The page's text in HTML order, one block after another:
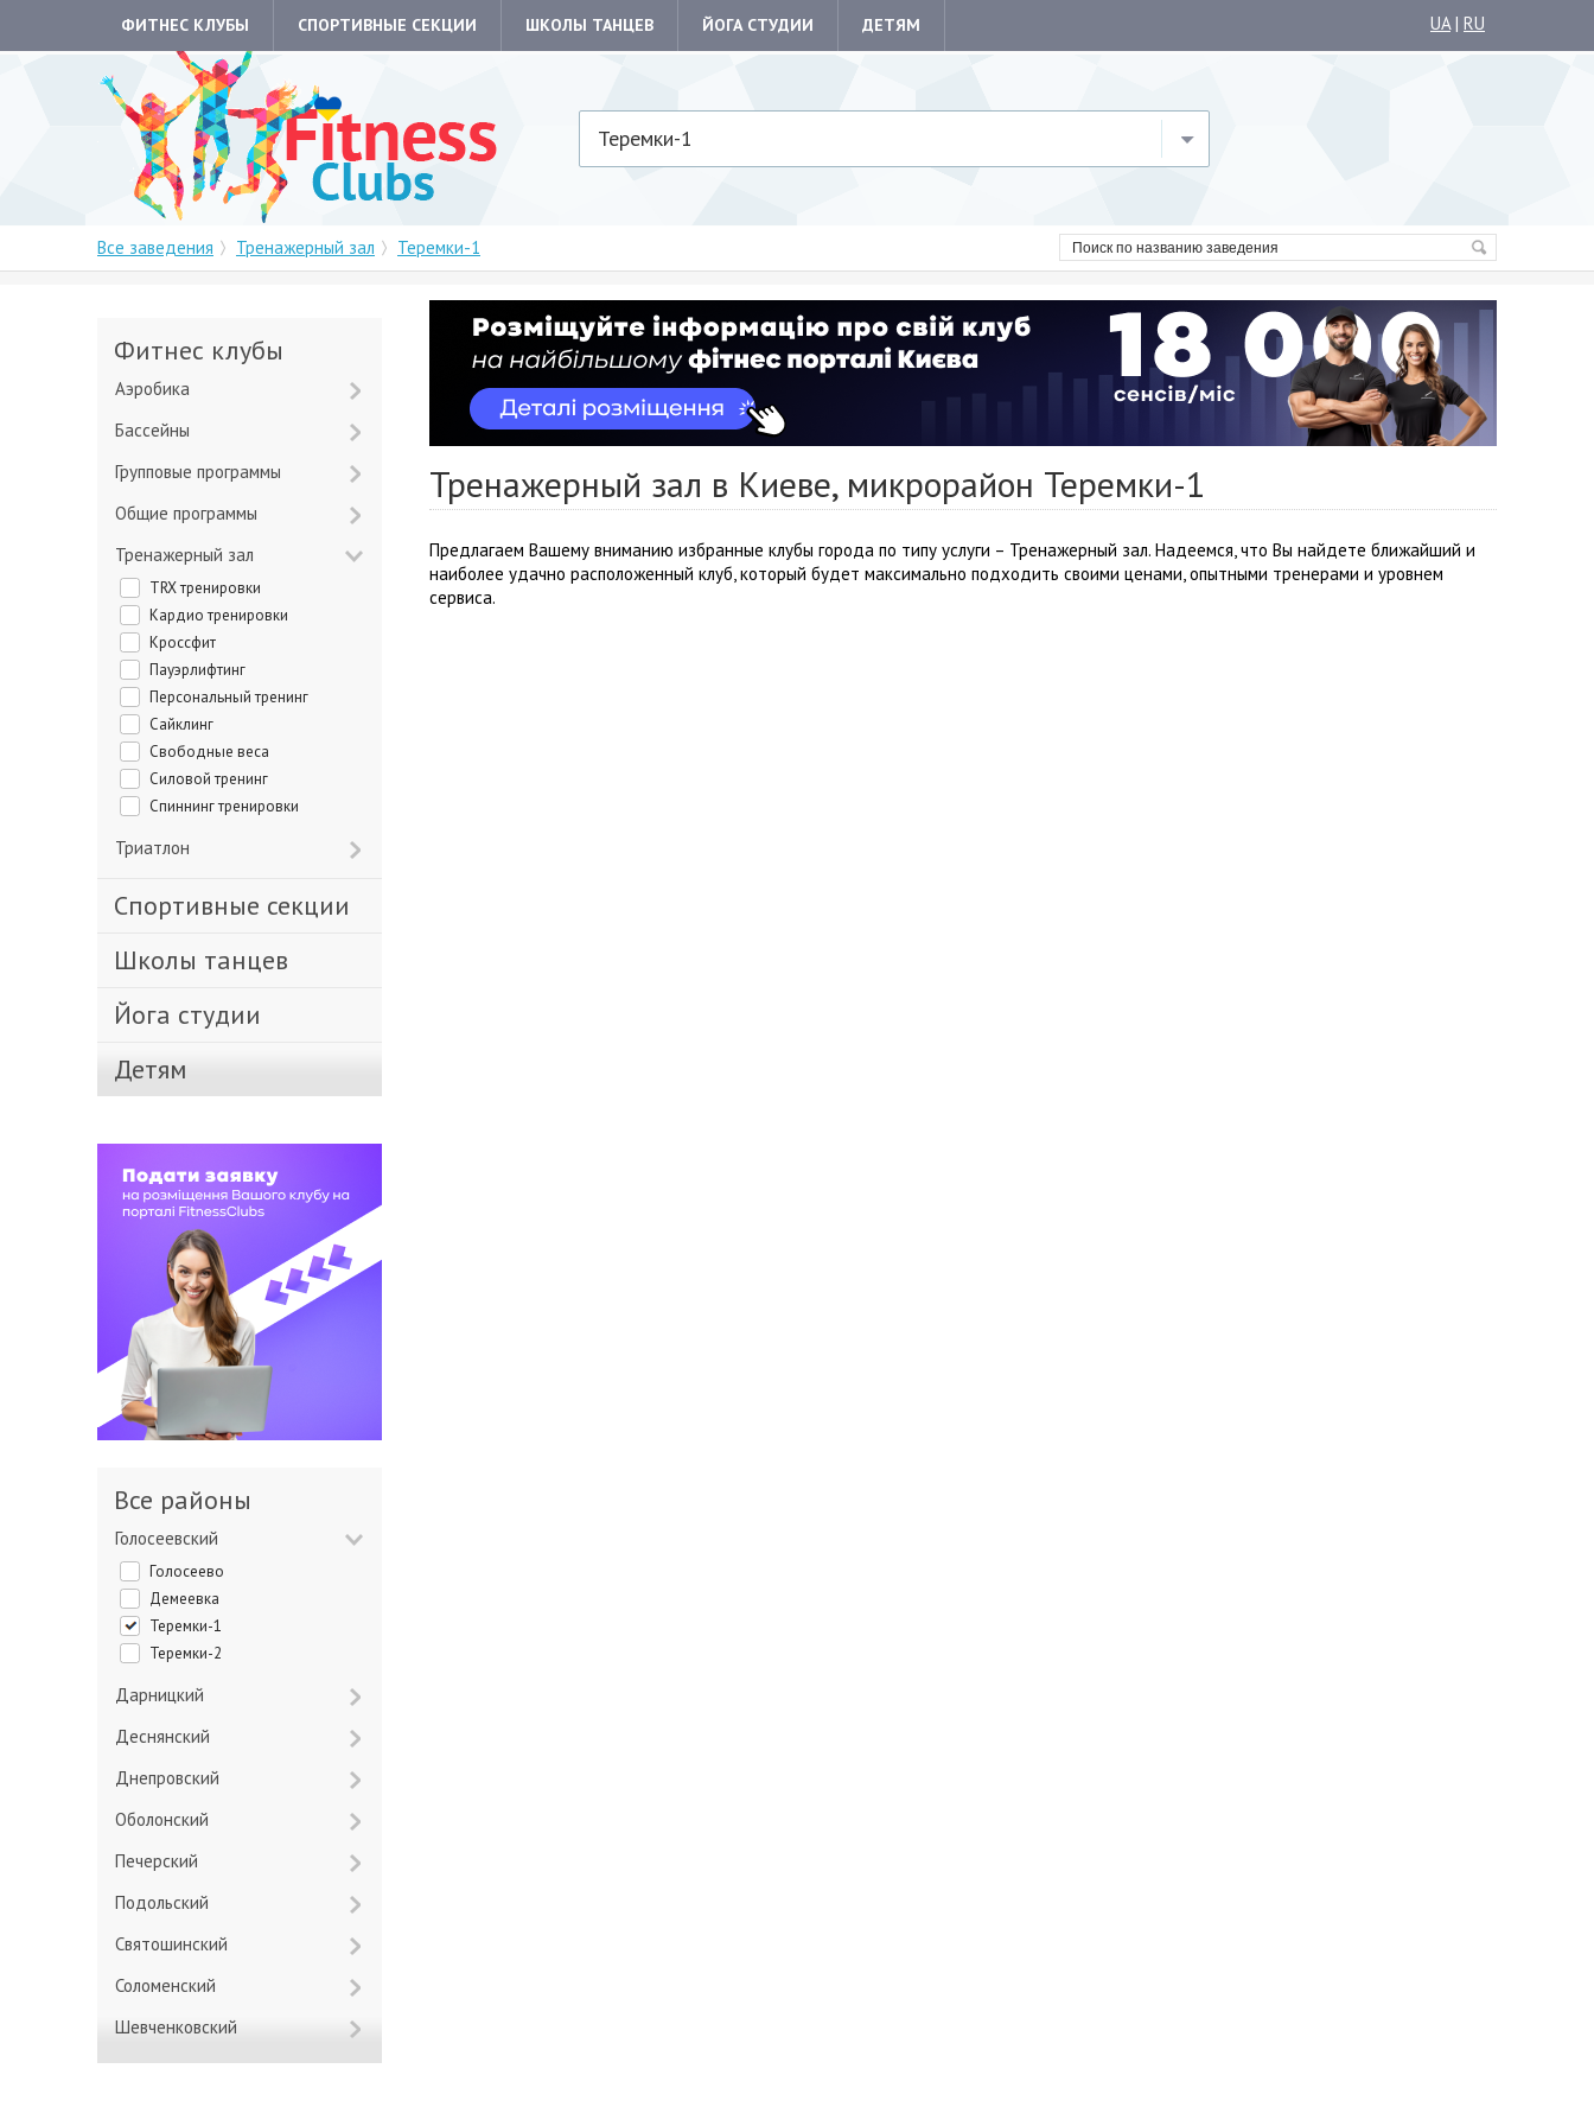
ФИТНЕС КЛУБЫ СПОРТИВНЫЕ СЕКЦИИ ШКОЛЫ ТАНЦЕВ ЙОГА СТУДИИ ДЕТЯМ UA| RU
Теремки-1
Все заведения Тренажерный зал Теремки-1
Тренажерный зал в Киеве, микрорайон Теремки-1
Предлагаем Вашему вниманию избранные клубы города по типу услуги – Тренажерный зал. Надеемся, что Вы найдете ближайший и
наиболее удачно расположенный клуб, который будет максимально подходить своими ценами, опытными тренерами и уровнем
сервиса.
Фитнес клубы
Аэробика
Бассейны
Групповые программы
Общие программы
Тренажерный зал
TRX тренировки
Кардио тренировки
Кроссфит
Пауэрлифтинг
Персональный тренинг
Сайклинг
Свободные веса
Силовой тренинг
Спиннинг тренировки
Триатлон
Спортивные секции
Школы танцев
Йога студии
Детям
Все районы
Голосеевский
Голосеево
Демеевка
Теремки-1
Теремки-2
Дарницкий
Деснянский
Днепровский
Оболонский
Печерский
Подольский
Святошинский
Соломенский
Шевченковский